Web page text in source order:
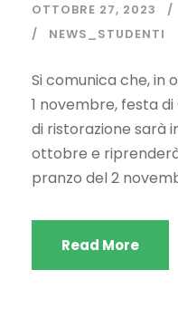
OTTOBRE 27, 2023
NEWS_STUDENTI
Si comunica che, in
1 novembre, festa di
di ristorazione sarà
ottobre e
pranzo del 2
Read More